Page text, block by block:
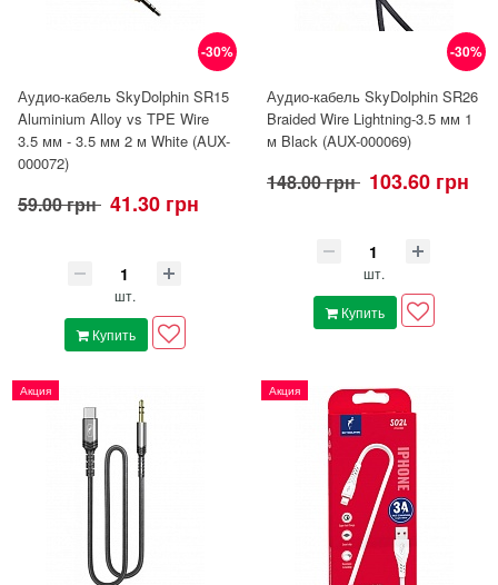
-30%
Аудио-кабель SkyDolphin SR15
Aluminium Alloy vs TPE Wire
3.5 мм - 3.5 мм 2 м White (AUX-
000072)
59.00 грн 41.30 грн
шт.
Купить
-30%
Аудио-кабель SkyDolphin SR26
Braided Wire Lightning-3.5 мм 1
м Black (AUX-000069)
148.00 грн 103.60 грн
шт.
Купить
Акция Акция